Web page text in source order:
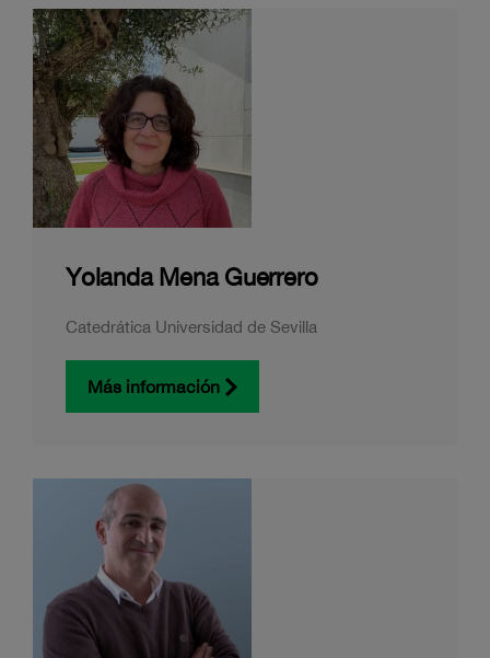
Yolanda Mena Guerrero
Catedrática Universidad de Sevilla
Más información